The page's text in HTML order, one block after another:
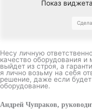
Показ
Несу личную
качество оборудования
выйдет из строя, а
я лично возьму на себя
решение, даже если
оборудование.
Андрей Чупраков,